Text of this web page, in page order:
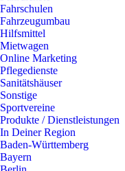
Fahrschulen
Fahrzeugumbau
Hilfsmittel
Mietwagen
Online Marketing
Pflegedienste
Sanitätshäuser
Sonstige
Sportvereine
Produkte / Dienstleistungen
In Deiner Region
Baden-Württemberg
Bayern